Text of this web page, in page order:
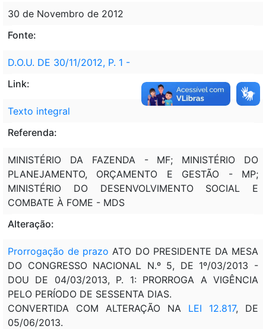
30 de Novembro de 2012
Fonte:
D.O.U. DE 30/11/2012, P. 1 -
Link:
Texto integral
Referenda:
MINISTÉRIO DA FAZENDA - MF; MINISTÉRIO DO
PLANEJAMENTO, ORÇAMENTO E GESTÃO - MP;
MINISTÉRIO DO DESENVOLVIMENTO SOCIAL E
COMBATE À FOME - MDS
Alteração:
Prorrogação de prazo ATO DO PRESIDENTE DA MESA
DO CONGRESSO NACIONAL N.º 5, DE 1º/03/2013 -
DOU DE 04/03/2013, P. 1: PRORROGA A VIGÊNCIA
PELO PERÍODO DE SESSENTA DIAS.
CONVERTIDA COM ALTERAÇÃO NA LEI 12.817, DE
05/06/2013.